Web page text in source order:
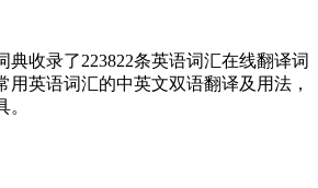
典收录了223822条英语词汇在线翻译词
用英语词汇的中英文双语翻译及用法，